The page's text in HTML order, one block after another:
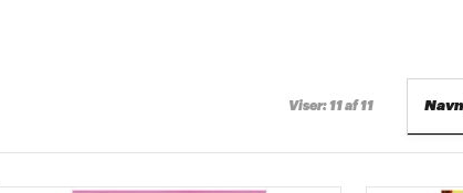
Viser: 11 af 11
Navn